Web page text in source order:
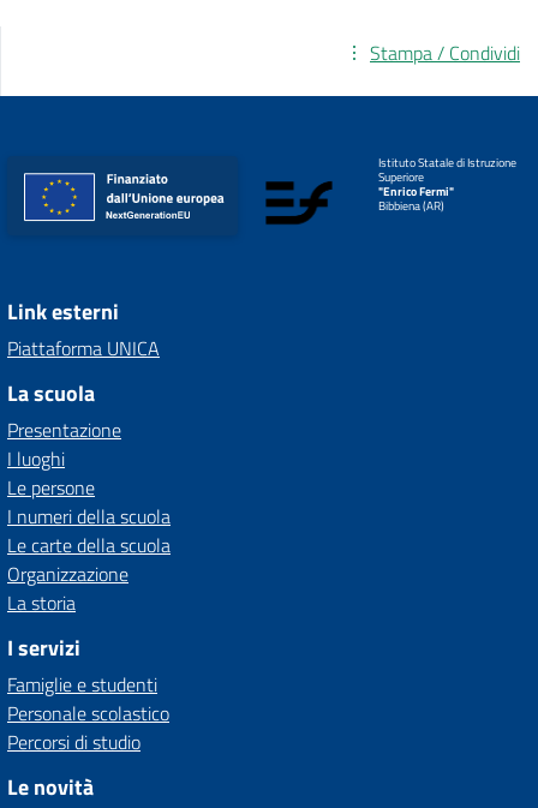
Stampa / Condividi
Istituto Statale di Istruzione
Superiore
"Enrico Fermi"
Bibbiena (AR)
Link esterni
Piattaforma UNICA
La scuola
Presentazione
I luoghi
Le persone
I numeri della scuola
Le carte della scuola
Organizzazione
La storia
I servizi
Famiglie e studenti
Personale scolastico
Percorsi di studio
Le novità